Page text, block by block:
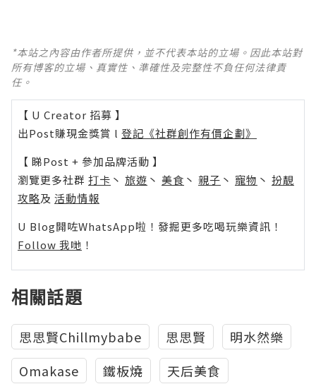
*本站之內容由作者所提供，並不代表本站的立場。因此本站對
所有博客的立場、真實性、準確性及完整性不負任何法律責
任。
【 U Creator 招募 】
出Post賺現金獎賞 l 登記《社群創作有價企劃》
【 睇Post + 參加品牌活動 】
瀏覽更多社群 打卡 丶 旅遊 丶 美食 丶 親子 丶 寵物 丶 扮靚
攻略及 活動情報
U Blog開咗WhatsApp啦！發掘更多吃喝玩樂資訊！
Follow 我哋 ！
相關話題
思思賢Chillmybabe 思思賢
明水然樂
Omakase
鐵板燒
天后美食